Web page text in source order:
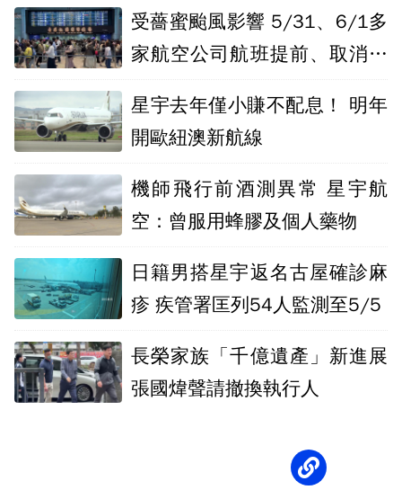
受薔蜜颱風影響 5/31、6/1多
家航空公司航班提前、取消一
星宇去年僅小賺不配息！ 明年
開歐紐澳新航線
機師飛行前酒測異常 星宇航
空：曾服用蜂膠及個人藥物
日籍男搭星宇返名古屋確診麻
疹 疾管署匡列54人監測至5/5
長榮家族「千億遺產」新進展
張國煒聲請撤換執行人